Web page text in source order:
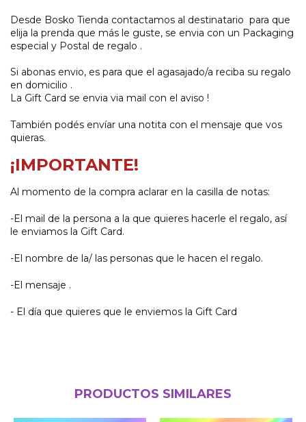
Desde Bosko Tienda contactamos al destinatario para que
elija la prenda que más le guste, se envia con un Packaging
especial y Postal de regalo .
Si abonas envio, es para que el agasajado/a reciba su regalo
en domicilio .
La Gift Card se envia via mail con el aviso !
También podés envíar una notita con el mensaje que vos
quieras.
¡IMPORTANTE!
Al momento de la compra aclarar en la casilla de notas:
-El mail de la persona a la que quieres hacerle el regalo, así
le enviamos la Gift Card.
-El nombre de la/ las personas que le hacen el regalo.
-El mensaje .
- El día que quieres que le enviemos la Gift Card
PRODUCTOS SIMILARES